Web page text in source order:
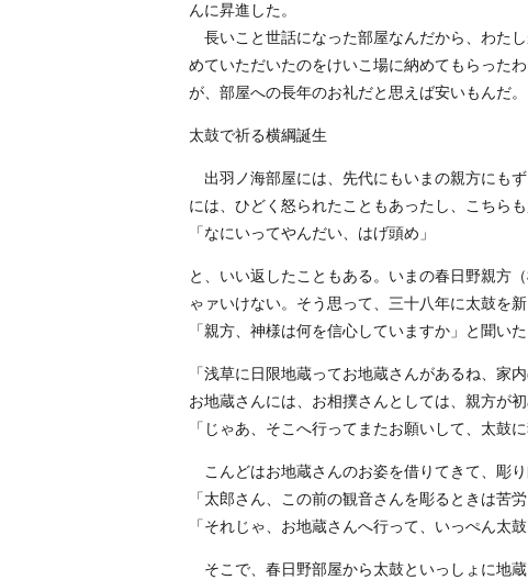
んに昇進した。
長いこと世話になった部屋なんだから、わた
めていただいたのをけいこ場に納めてもらった
が、部屋への長年のお礼だと思えば安いもんだ。
太鼓で祈る横綱誕生
出羽ノ海部屋には、先代にもいまの親方にも
には、ひどく怒られたこともあったし、こちら
「なにいってやんだい、はげ頭め」
と、いい返したこともある。いまの春日野親方
ゃァいけない。そう思って、三十八年に太鼓を新
「親方、神様は何を信心していますか」と聞いた
「浅草に日限地蔵ってお地蔵さんがあるね、
お地蔵さんには、お相撲さんとしては、親方が初
「じゃあ、そこへ行ってまたお願いして、太鼓
こんどはお地蔵さんのお姿を借りてきて、彫
「太郎さん、この前の観音さんを彫るときは苦
「それじゃ、お地蔵さんへ行って、いっぺん太
そこで、春日野部屋から太鼓といっしょに地